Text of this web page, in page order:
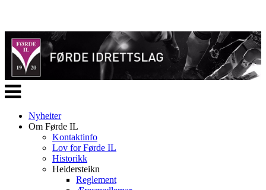
Veksle
navigasjon
Nyheiter
Om Førde IL
Kontaktinfo
Lov for Førde IL
Historikk
Heidersteikn
Reglement